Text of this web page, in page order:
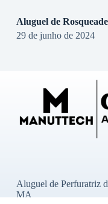
Aluguel de
29 de junho de 2024
Aluguel de Perfuratriz
MA